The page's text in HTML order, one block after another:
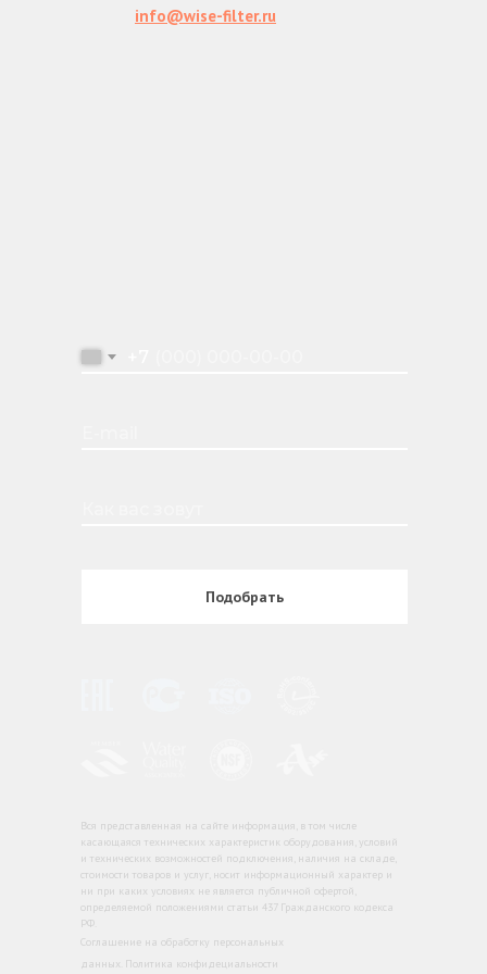
Подобрать
Соглашение на обработку персональных
данных. Политика конфидециальности
info@wise-filter.ru
Вся представленная на сайте информация, в том числе
касающаяся технических характеристик оборудования, условий
и технических возможностей подключения, наличия на складе,
стоимости товаров и услуг, носит информационный характер и
ни при каких условиях не является публичной офертой,
определяемой положениями статьи 437 Гражданского кодекса
РФ.